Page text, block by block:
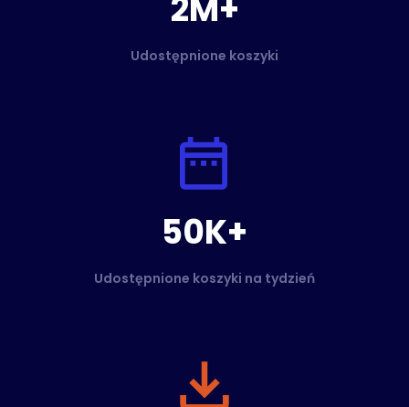
2M+
Udostępnione koszyki
50K+
Udostępnione koszyki na tydzień